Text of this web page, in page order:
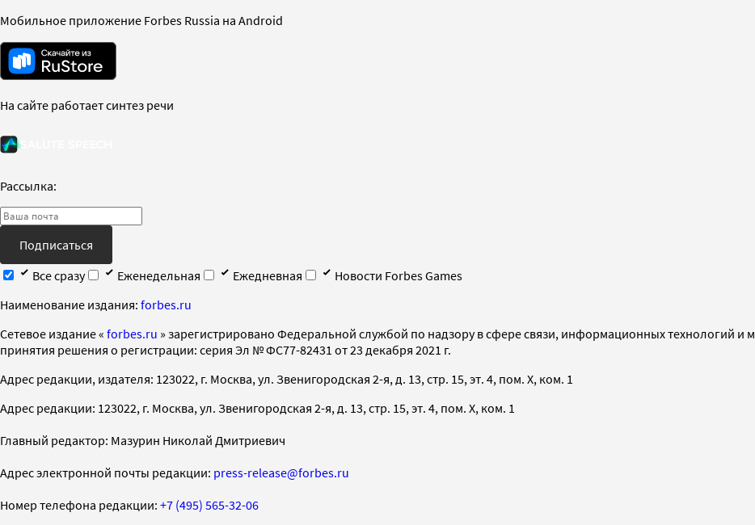
Мобильное приложение Forbes Russia на Android
На сайте работает синтез речи
Рассылка:
Подписаться
Все сразу
Еженедельная Ежедневная
Новости Forbes Games
Наименование издания: forbes.ru
Cетевое издание « forbes.ru » зарегистрировано Федеральной службой по надзору в сфере связи, информационных технологий
принятия решения о регистрации: серия Эл № ФС77-82431 от 23 декабря 2021 г.
Адрес редакции, издателя: 123022, г. Москва, ул. Звенигородская 2-я, д. 13, стр. 15, эт. 4, пом. X, ком. 1
Адрес редакции: 123022, г. Москва, ул. Звенигородская 2-я, д. 13, стр. 15, эт. 4, пом. X, ком. 1
Главный редактор: Мазурин Николай Дмитриевич
Адрес электронной почты редакции: press-release@forbes.ru
Номер телефона редакции: +7 (495) 565-32-06